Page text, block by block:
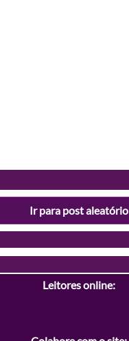
Ir para post aleatório
Leitores online: